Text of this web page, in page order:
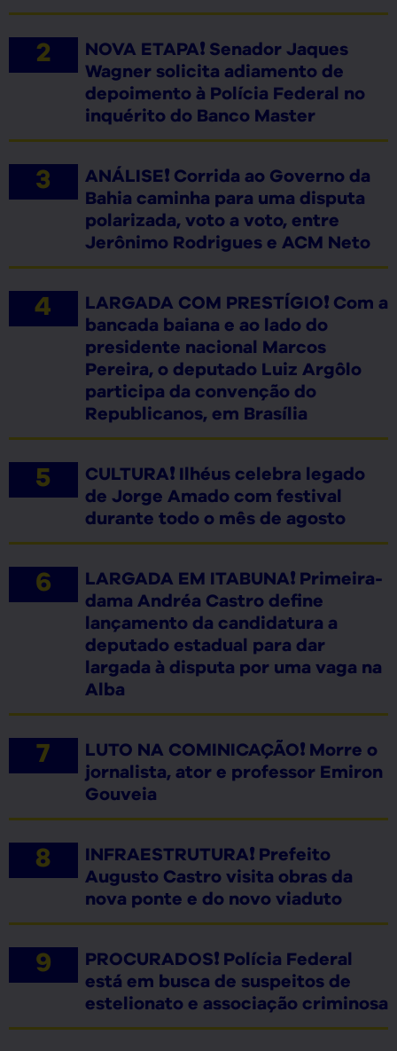
NOVA ETAPA❗ Senador Jaques
Wagner solicita adiamento de
depoimento à Polícia Federal no
inquérito do Banco Master
ANÁLISE❗ Corrida ao Governo da
Bahia caminha para uma disputa
polarizada, voto a voto, entre
Jerônimo Rodrigues e ACM Neto
LARGADA COM PRESTÍGIO❗ Com a
bancada baiana e ao lado do
presidente nacional Marcos
Pereira, o deputado Luiz Argôlo
participa da convenção do
Republicanos, em Brasília
CULTURA❗ Ilhéus celebra legado
de Jorge Amado com festival
durante todo o mês de agosto
LARGADA EM ITABUNA❗ Primeira-
dama Andréa Castro define
lançamento da candidatura a
deputado estadual para dar
largada à disputa por uma vaga na
Alba
LUTO NA COMINICAÇÃO❗ Morre o
jornalista, ator e professor Emiron
Gouveia
INFRAESTRUTURA❗ Prefeito
Augusto Castro visita obras da
nova ponte e do novo viaduto
PROCURADOS❗ Polícia Federal
está em busca de suspeitos de
estelionato e associação criminosa